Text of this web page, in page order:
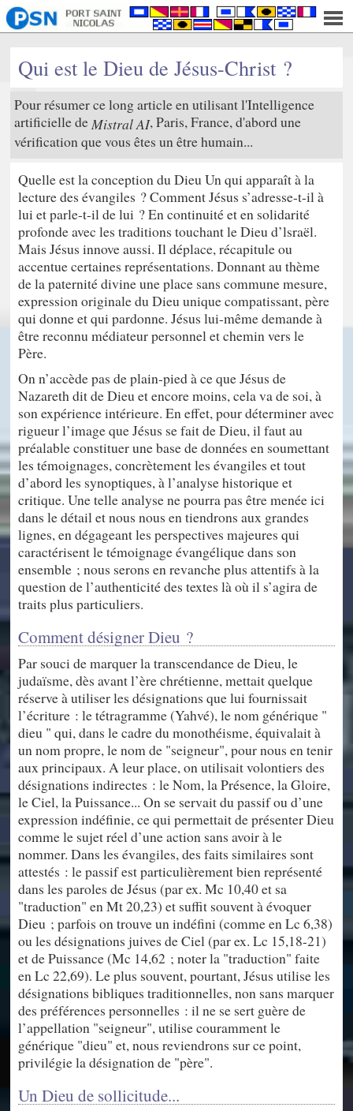
Qui est le Dieu de Jésus-Christ ?
Pour résumer ce long article en utilisant l'Intelligence
artificielle deMistral AI, Paris, France, d'abord une
vérification que vous êtes un être humain...
Quelle est la conception du Dieu Un qui apparaît à la
lecture des évangiles ? Comment Jésus s’adresse-t-il à
lui et parle-t-il de lui ? En continuité et en solidarité
profonde avec les traditions touchant le Dieu d’lsraël.
Mais Jésus innove aussi. Il déplace, récapitule ou
accentue certaines représentations. Donnant au thème
de la paternité divine une place sans commune mesure,
expression originale du Dieu unique compatissant, père
qui donne et qui pardonne. Jésus lui-même demande à
être reconnu médiateur personnel et chemin vers le
Père.
On n’accède pas de plain-pied à ce que Jésus de
Nazareth dit de Dieu et encore moins, cela va de soi, à
son expérience intérieure. En effet, pour déterminer avec
rigueur l’image que Jésus se fait de Dieu, il faut au
préalable constituer une base de données en soumettant
les témoignages, concrètement les évangiles et tout
d’abord les synoptiques, à l’analyse historique et
critique. Une telle analyse ne pourra pas être menée ici
dans le détail et nous nous en tiendrons aux grandes
lignes, en dégageant les perspectives majeures qui
caractérisent le témoignage évangélique dans son
ensemble ; nous serons en revanche plus attentifs à la
question de l’authenticité des textes là où il s’agira de
traits plus particuliers.
Comment désigner Dieu ?
Par souci de marquer la transcendance de Dieu, le
judaïsme, dès avant l’ère chrétienne, mettait quelque
réserve à utiliser les désignations que lui fournissait
l’écriture : le tétragramme (Yahvé), le nom générique "
dieu " qui, dans le cadre du monothéisme, équivalait à
un nom propre, le nom de "seigneur", pour nous en tenir
aux principaux. A leur place, on utilisait volontiers des
désignations indirectes : le Nom, la Présence, la Gloire,
le Ciel, la Puissance... On se servait du passif ou d’une
expression indéfinie, ce qui permettait de présenter Dieu
comme le sujet réel d’une action sans avoir à le
nommer. Dans les évangiles, des faits similaires sont
attestés : le passif est particulièrement bien représenté
dans les paroles de Jésus (par ex. Mc 10,40 et sa
"traduction" en Mt 20,23) et suffit souvent à évoquer
Dieu ; parfois on trouve un indéfini (comme en Lc 6,38)
ou les désignations juives de Ciel (par ex. Lc 15,18-21)
et de Puissance (Mc 14,62 ; noter la "traduction" faite
en Lc 22,69). Le plus souvent, pourtant, Jésus utilise les
désignations bibliques traditionnelles, non sans marquer
des préférences personnelles : il ne se sert guère de
l’appellation "seigneur", utilise couramment le
générique "dieu" et, nous reviendrons sur ce point,
privilégie la désignation de "père".
Un Dieu de sollicitude...